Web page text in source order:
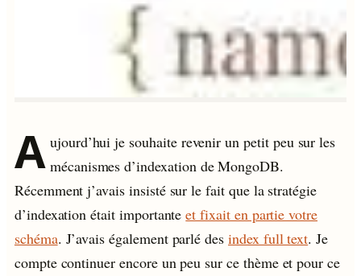
A ujourd’hui je souhaite revenir un petit peu sur les
mécanismes d’indexation de MongoDB.
Récemment j’avais insisté sur le fait que la stratégie
d’indexation était importanteet fixait en partie votre
schéma. J’avais également parlé des index full text. Je
compte continuer encore un peu sur ce thème et pour ce